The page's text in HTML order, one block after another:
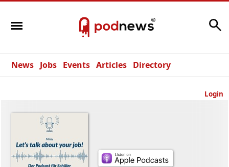
News Jobs Events Articles Directory
Login